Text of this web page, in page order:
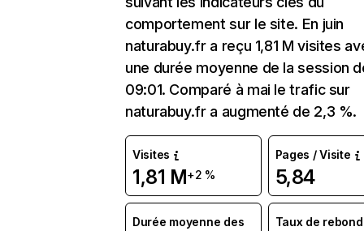
comportement sur le site. En juin
naturabuy.fr a reçu 1,81 M visites
une durée moyenne de la session
09:01. Comparé à mai le trafic sur
naturabuy.fr a augmenté de 2,3 %.
Visites
1,81 M+2 %
Pages / Visite
5,84
Durée moyenne des
Taux de rebond